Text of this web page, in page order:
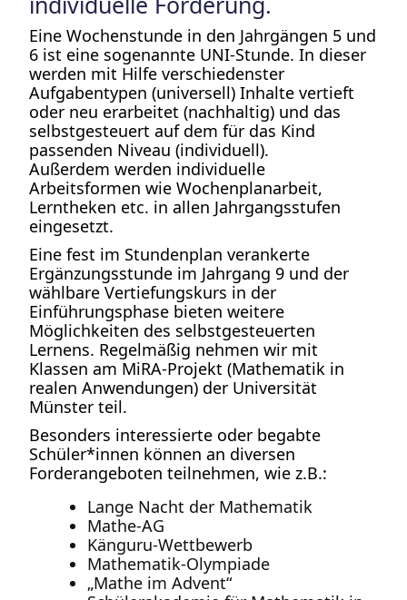
Eine Wochenstunde in den Jahrgängen 5 und
6 ist eine sogenannte UNI-Stunde. In dieser
werden mit Hilfe verschiedenster
Aufgabentypen (universell) Inhalte vertieft
oder neu erarbeitet (nachhaltig) und das
selbstgesteuert auf dem für das Kind
passenden Niveau (individuell).
Außerdem werden individuelle
Arbeitsformen wie Wochenplanarbeit,
Lerntheken etc. in allen Jahrgangsstufen
eingesetzt.
Eine fest im Stundenplan verankerte
Ergänzungsstunde im Jahrgang 9 und der
wählbare Vertiefungskurs in der
Einführungsphase bieten weitere
Möglichkeiten des selbstgesteuerten
Lernens. Regelmäßig nehmen wir mit
Klassen am MiRA-Projekt (Mathematik in
realen Anwendungen) der Universität
Münster teil.
Besonders interessierte oder begabte
Schüler*innen können an diversen
Forderangeboten teilnehmen, wie z.B.:
Lange Nacht der Mathematik
Mathe-AG
Känguru-Wettbewerb
Mathematik-Olympiade
„Mathe im Advent“